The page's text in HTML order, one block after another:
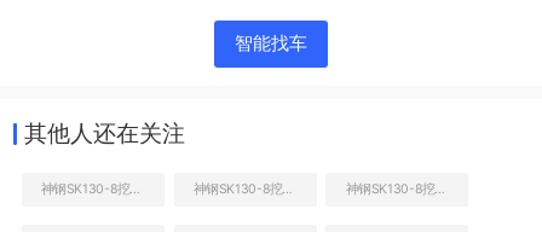
智能找车
其他人还在关注